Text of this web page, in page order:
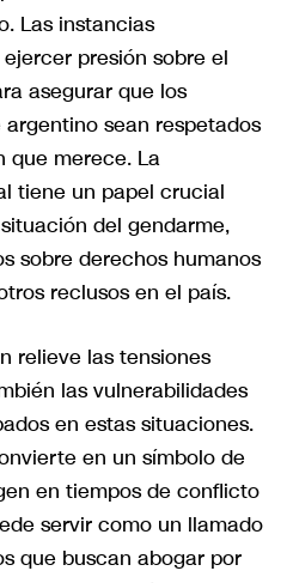
Las instancias
presión sobre el
asegurar que los
sean respetados
que merece. La
tiene un papel crucial
del gendarme,
sobre derechos humanos
reclusos en el país.
relieve las tensiones
las vulnerabilidades
en estas situaciones.
en un símbolo de
en tiempos de conflicto
servir como un llamado
que buscan abogar por